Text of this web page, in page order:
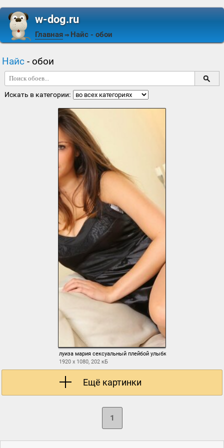
w-dog.ru
Главная ⇒ Найс - обои
Найс - обои
Искать в категории:
луиза мария сексуальный плейбой улыбка ножки найс чулки
1920 x 1080, 202 кБ
Ещё картинки
1